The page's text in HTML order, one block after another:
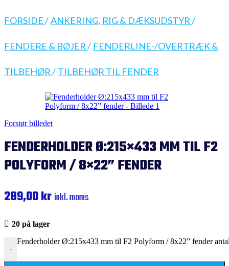
FORSIDE/ANKERING, RIG & DÆKSUDSTYR/
FENDERE & BØJER/ FENDERLINE-/OVERTRÆK &
TILBEHØR/ TILBEHØR TIL FENDER
Forstør billedet
FENDERHOLDER Ø:215×433 MM TIL F2
POLYFORM / 8×22” FENDER
289,00kr inkl. moms
20 på lager
-
Fenderholder Ø:215x433 mm til F2 Polyform / 8x22” fender